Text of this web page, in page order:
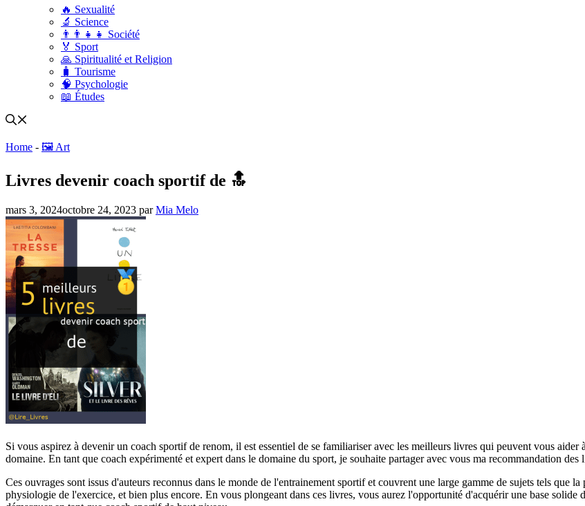
🔥 Sexualité
🔬 Science
👨‍👨‍👧‍👧 Société
🏅 Sport
🙏 Spiritualité et Religion
🧳 Tourisme
🧠 Psychologie
📖 Études
Home - 🖼️ Art
Livres devenir coach sportif de 🔝
mars 3, 2024octobre 24, 2023 parMia Melo
Si vous aspirez à devenir un coach sportif de renom, il est essentiel de se familiariser avec les meilleurs livres qui peuvent vous
domaine. En tant que coach expérimenté et expert dans le domaine du sport, je souhaite partager avec vous ma recommandation
Ces ouvrages sont issus d'auteurs reconnus dans le monde de l'entrainement sportif et couvrent une large gamme de sujets tels
physiologie de l'exercice, et bien plus encore. En vous plongeant dans ces livres, vous aurez l'opportunité d'acquérir une base solide